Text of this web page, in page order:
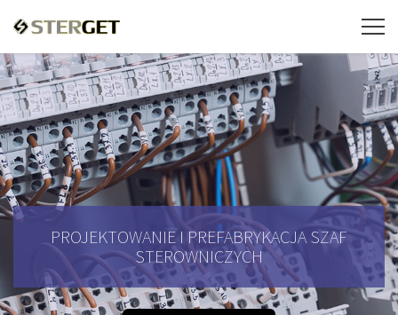
PROJEKTOWANIE I PREFABRYKACJA SZAF
STEROWNICZYCH